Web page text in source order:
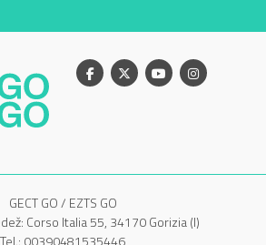
Facebook
X YoutubeInstagram
GECT GO / EZTS GO
Corso Italia 55, 34170 Gorizia (I)